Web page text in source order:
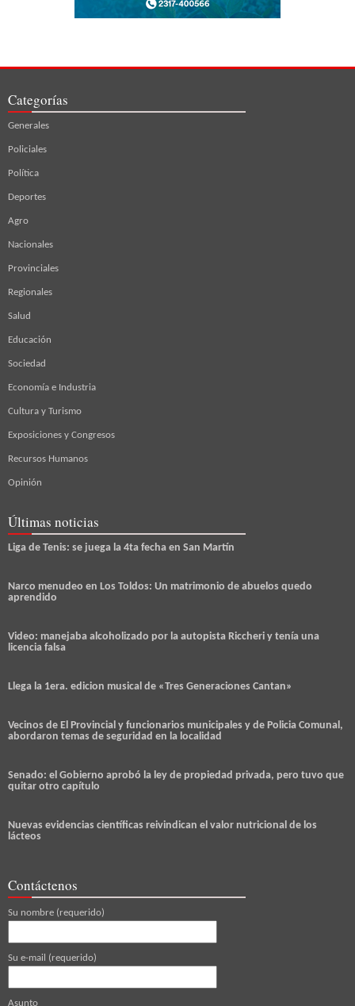
Categorías
Generales
Policiales
Política
Deportes
Agro
Nacionales
Provinciales
Regionales
Salud
Educación
Sociedad
Economía e Industria
Cultura y Turismo
Exposiciones y Congresos
Recursos Humanos
Opinión
Últimas noticias
Liga de Tenis: se juega la 4ta fecha en San Martín
Narco menudeo en Los Toldos: Un matrimonio de abuelos quedo
aprendido
Video: manejaba alcoholizado por la autopista Riccheri y tenía una
licencia falsa
Llega la 1era. edicion musical de «Tres Generaciones Cantan»
Vecinos de El Provincial y funcionarios municipales y de Policia Comunal,
abordaron temas de seguridad en la localidad
Senado: el Gobierno aprobó la ley de propiedad privada, pero tuvo que
quitar otro capítulo
Nuevas evidencias científicas reivindican el valor nutricional de los
lácteos
Contáctenos
Su nombre (requerido)
Su e-mail (requerido)
Asunto